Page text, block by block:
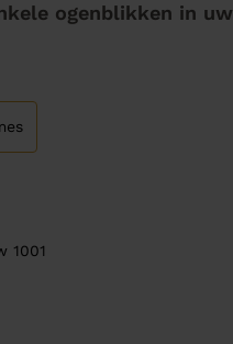
ogenblikken in uw
1001